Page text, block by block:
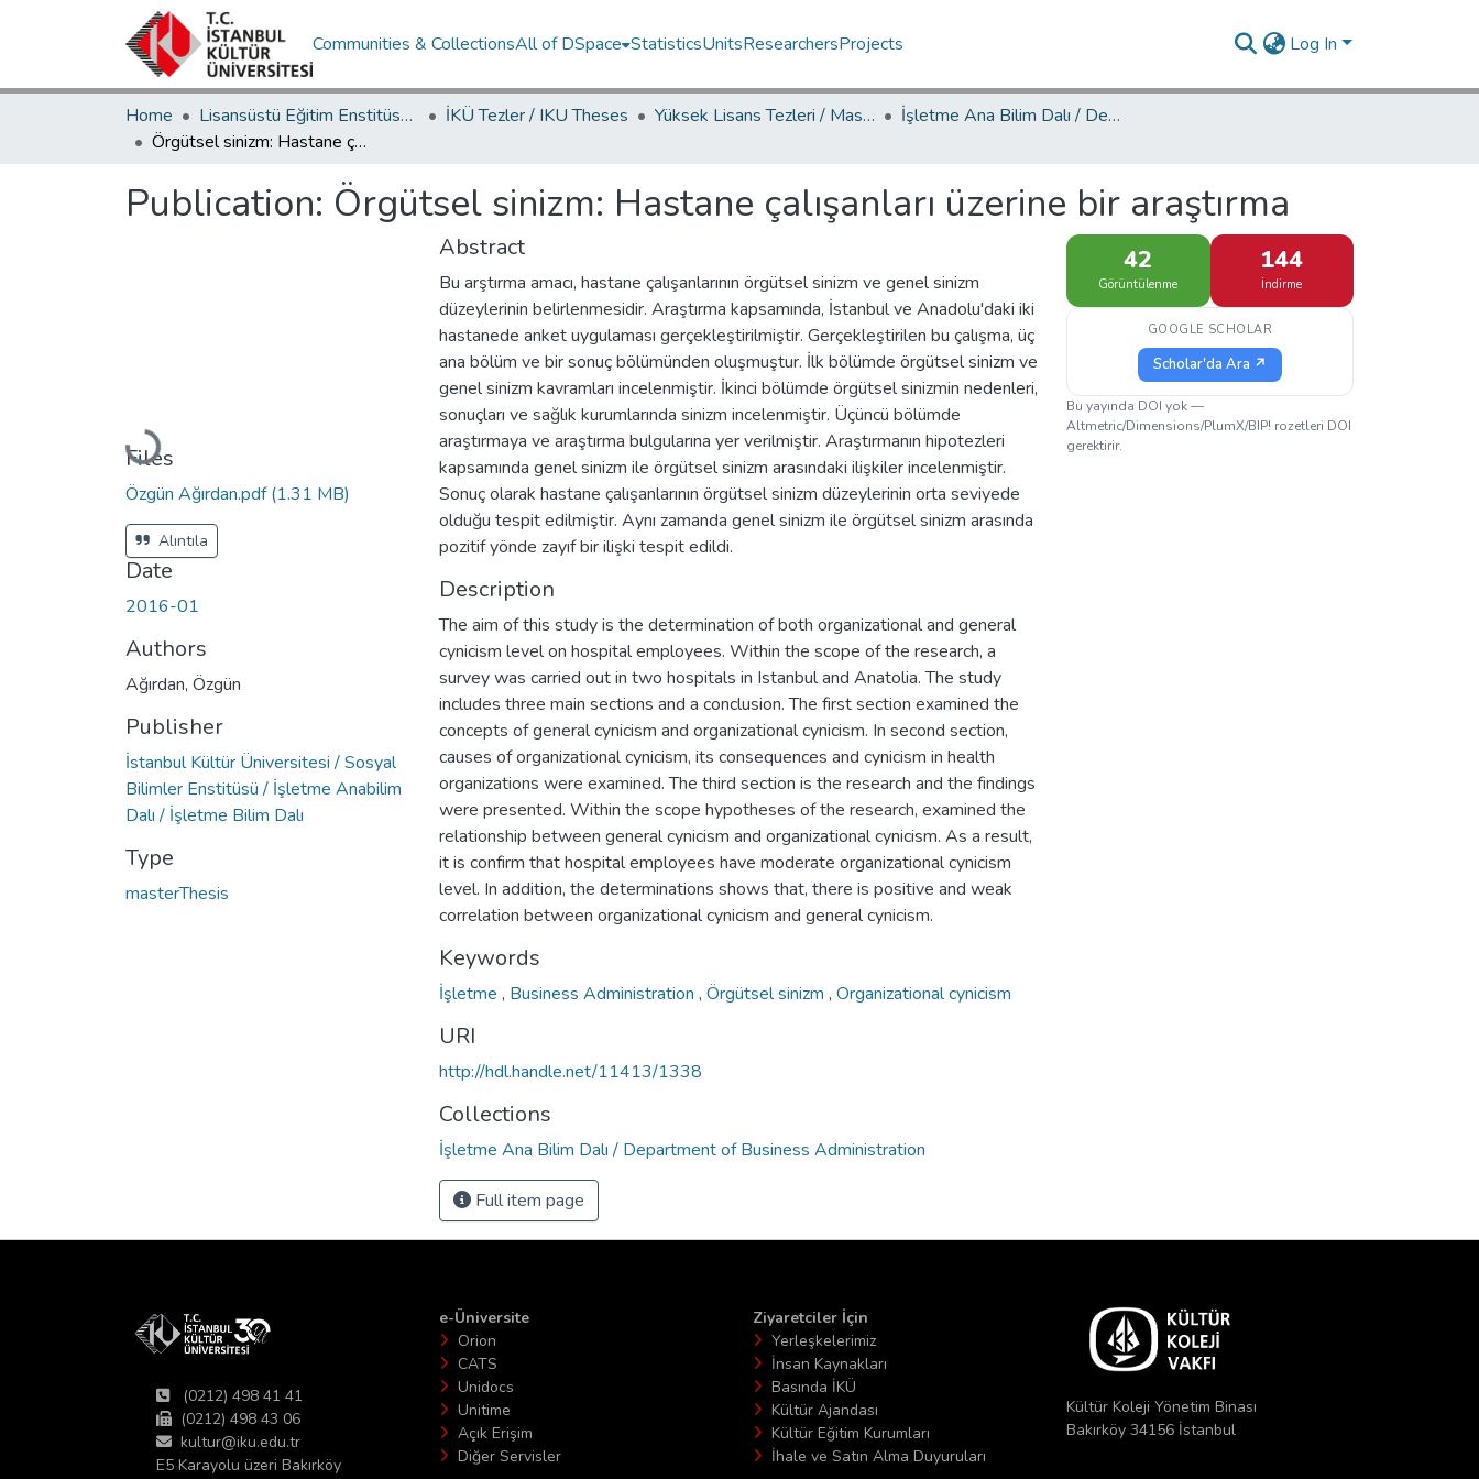
Communities & CollectionsAll of DSpace StatisticsUnitsResearchersProjects Log In
Home Lisansüstü Eğitim Enstitüsü / Postgraduate Education Institute İKÜ Tezler / IKU Theses Yüksek Lisans Tezleri / Master's Theses
İşletme Ana Bilim Dalı / Department of Business Administration
Örgütsel sinizm: Hastane çalışanları üzerine bir araştırma
Publication: Örgütsel sinizm: Hastane çalışanları üzerine bir araştırma
Loading...
Files
Özgün Ağırdan.pdf(1.31 MB)
Alıntıla
Date
2016-01
Authors
Ağırdan, Özgün
Publisher
İstanbul Kültür Üniversitesi / Sosyal
Bilimler Enstitüsü / İşletme Anabilim
Dalı / İşletme Bilim Dalı
Type
masterThesis
Abstract
Bu arştırma amacı, hastane çalışanlarının örgütsel sinizm ve genel sinizm
düzeylerinin belirlenmesidir. Araştırma kapsamında, İstanbul ve Anadolu'daki iki
hastanede anket uygulaması gerçekleştirilmiştir. Gerçekleştirilen bu çalışma, üç
ana bölüm ve bir sonuç bölümünden oluşmuştur. İlk bölümde örgütsel sinizm ve
genel sinizm kavramları incelenmiştir. İkinci bölümde örgütsel sinizmin nedenleri,
sonuçları ve sağlık kurumlarında sinizm incelenmiştir. Üçüncü bölümde
araştırmaya ve araştırma bulgularına yer verilmiştir. Araştırmanın hipotezleri
kapsamında genel sinizm ile örgütsel sinizm arasındaki ilişkiler incelenmiştir.
Sonuç olarak hastane çalışanlarının örgütsel sinizm düzeylerinin orta seviyede
olduğu tespit edilmiştir. Aynı zamanda genel sinizm ile örgütsel sinizm arasında
pozitif yönde zayıf bir ilişki tespit edildi.
Description
The aim of this study is the determination of both organizational and general
cynicism level on hospital employees. Within the scope of the research, a
survey was carried out in two hospitals in Istanbul and Anatolia. The study
includes three main sections and a conclusion. The first section examined the
concepts of general cynicism and organizational cynicism. In second section,
causes of organizational cynicism, its consequences and cynicism in health
organizations were examined. The third section is the research and the findings
were presented. Within the scope hypotheses of the research, examined the
relationship between general cynicism and organizational cynicism. As a result,
it is confirm that hospital employees have moderate organizational cynicism
level. In addition, the determinations shows that, there is positive and weak
correlation between organizational cynicism and general cynicism.
Keywords
İşletme , Business Administration , Örgütsel sinizm , Organizational cynicism
URI
http://hdl.handle.net/11413/1338
Collections
İşletme Ana Bilim Dalı / Department of Business Administration
Full item page
42
Görüntülenme
144
İndirme
GOOGLE SCHOLAR
Scholar'da Ara ↗
Bu yayında DOI yok —
Altmetric/Dimensions/PlumX/BIP! rozetleri DOI
gerektirir.
(0212) 498 41 41
(0212) 498 43 06
kultur@iku.edu.tr
E5 Karayolu üzeri Bakırköy
e-Üniversite
Orion
CATS
Unidocs
Unitime
Açık Erişim
Diğer Servisler
Ziyaretciler İçin
Yerleşkelerimiz
İnsan Kaynakları
Basında İKÜ
Kültür Ajandası
Kültür Eğitim Kurumları
İhale ve Satın Alma Duyuruları
Kültür Koleji Yönetim Binası
Bakırköy 34156 İstanbul